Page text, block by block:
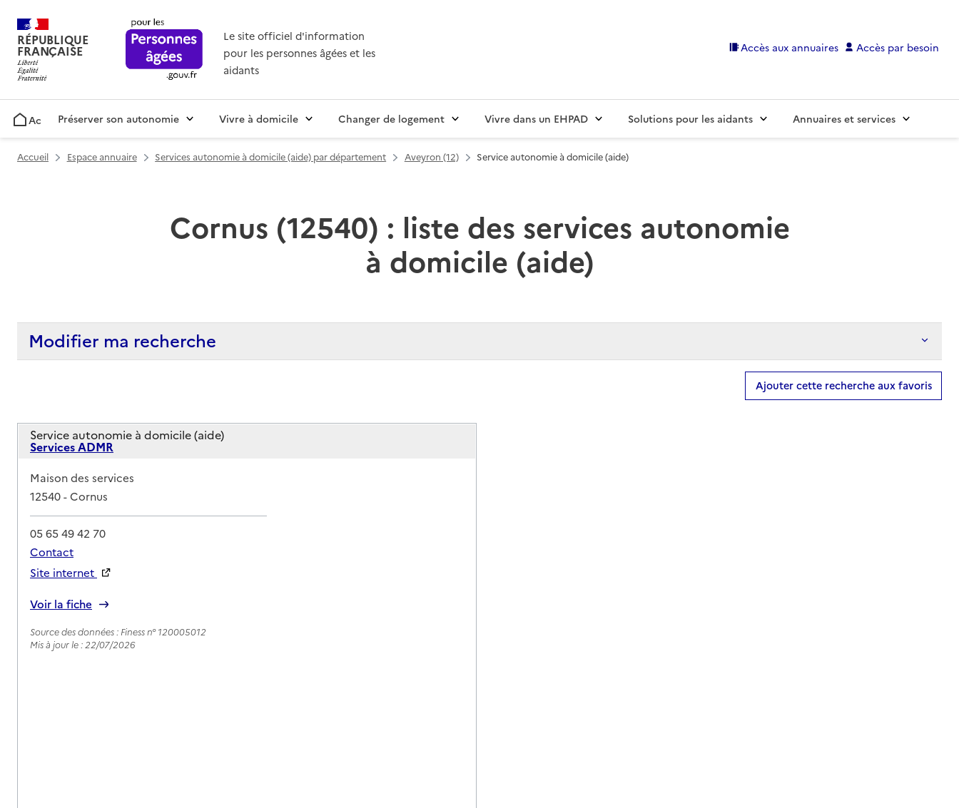
RÉPUBLIQUE
FRANÇAISE
Le site officiel d'information
pour les personnes âgées et les
aidants
Accès aux annuaires Accès par besoin
AccueilPréserver son autonomie Vivre à domicile Changer de logement Vivre dans un EHPAD Solutions pour les aidants Annuaires et services
Accueil Espace annuaire Services autonomie à domicile (aide) par département Aveyron (12) Service autonomie à domicile (aide)
Cornus (12540) : liste des services autonomie
à domicile (aide)
Modifier ma recherche
Ajouter cette recherche aux favoris
Service autonomie à domicile (aide)
Services ADMR
Adresse
Maison des services
12540-Cornus
05 65 49 42 70
Contact
Site internet
Voir la fiche
Source des données : Finess n° 120005012
Mis à jour le : 22/07/2026